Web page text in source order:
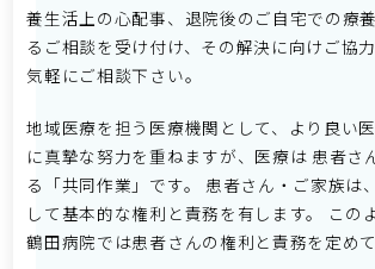
養生活上の心配事、退院後のご自宅での療
るご相談を受け付け、その解決に向けご協
気軽にご相談下さい。
地域医療を担う医療機関として、より良い
に真摯な努力を重ねますが、医療は 患者さ
る「共同作業」です。 患者さん・ご家族は
して基本的な権利と責務を有します。 この
鶴田病院では患者さんの権利と責務を定めて